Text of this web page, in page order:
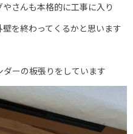
さんも本格的に工事に入り
を終わってくるかと思います
ーの板張りをしています